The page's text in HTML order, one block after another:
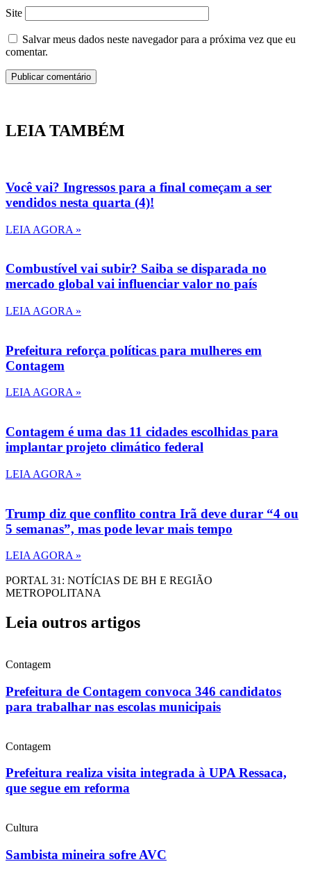
Site
Salvar meus dados neste navegador para a próxima vez que eu
comentar.
LEIA TAMBÉM
Você vai? Ingressos para a final começam a ser
vendidos nesta quarta (4)!
LEIA AGORA »
Combustível vai subir? Saiba se disparada no
mercado global vai influenciar valor no país
LEIA AGORA »
Prefeitura reforça políticas para mulheres em
Contagem
LEIA AGORA »
Contagem é uma das 11 cidades escolhidas para
implantar projeto climático federal
LEIA AGORA »
Trump diz que conflito contra Irã deve durar “4 ou
5 semanas”, mas pode levar mais tempo
LEIA AGORA »
PORTAL 31: NOTÍCIAS DE BH E REGIÃO
METROPOLITANA
Leia outros artigos
Contagem
Prefeitura de Contagem convoca 346 candidatos
para trabalhar nas escolas municipais
Contagem
Prefeitura realiza visita integrada à UPA Ressaca,
que segue em reforma
Cultura
Sambista mineira sofre AVC